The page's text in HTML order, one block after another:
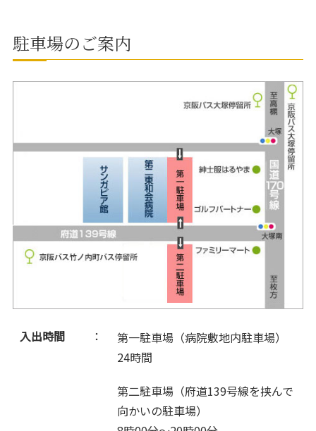
駐車場のご案内
入出時間 ：
第一駐車場（病院敷地内駐車場）
24時間
第二駐車場（府道139号線を挟んで
向かいの駐車場）